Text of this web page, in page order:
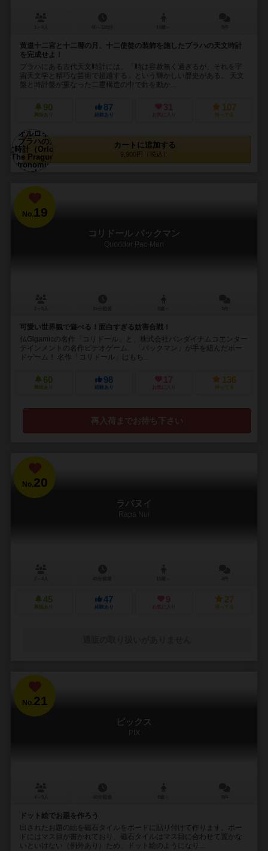
黄道十二宮と十二暦の月、十二使徒の装飾を施したプラハの天文時計
を完成せよ！
プラハにある古代天文時計には、「時は容赦無く過ぎるが、それを宇
宙天文学と精巧な芸術で超越する」という輝かしい歴史がある。 天文
盤と時計盤が重なった二重構造の中で針を動か...
90
興味あり
87
経験あり
31
お気に入り
107
持ってる
カートに追加する
9,900円（税込）
No.19
コリドール パックマン
Quoridor Pac-Man
可愛い世界観で遊べる！面白すぎる妨害合戦！
仏Gigamicの名作「コリドール」と、株式会社バンダイナムコエンター
テインメントの名作ビデオゲーム、「パックマン」が手を組んだボー
ドゲーム！ 名作「コリドール」はもち...
60
興味あり
98
経験あり
17
お気に入り
136
持ってる
再入荷までお待ち下さい
No.20
ラパヌイ
Rapa Nui
45
興味あり
47
経験あり
9
お気に入り
27
持ってる
No.21
ピックス
PIX
ドット絵でお題を作ろう
出されたお題の絵を磁石タイルをボードに貼り付けて作ります。ボー
ドにはマス目が書かれており、磁石タイルはマス目に合わせて置かな
いといけない（例外あり）ため、ドット絵のようになり...